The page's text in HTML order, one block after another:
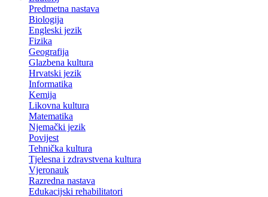
Predmetna nastava
Biologija
Engleski jezik
Fizika
Geografija
Glazbena kultura
Hrvatski jezik
Informatika
Kemija
Likovna kultura
Matematika
Njemački jezik
Povijest
Tehnička kultura
Tjelesna i zdravstvena kultura
Vjeronauk
Razredna nastava
Edukacijski rehabilitatori